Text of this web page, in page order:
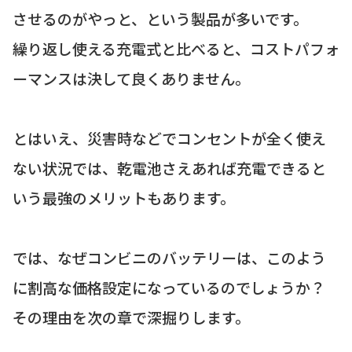
させるのがやっと、という製品が多いです。
繰り返し使える充電式と比べると、コストパフォ
ーマンスは決して良くありません。
とはいえ、災害時などでコンセントが全く使え
ない状況では、乾電池さえあれば充電できると
いう最強のメリットもあります。
では、なぜコンビニのバッテリーは、このよう
に割高な価格設定になっているのでしょうか？
その理由を次の章で深掘りします。